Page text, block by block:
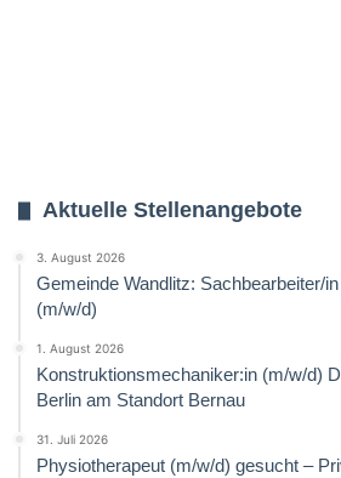
Aktuelle Stellenangebote
3. August 2026
Gemeinde Wandlitz: Sachbearbeiter/
(m/w/d)
1. August 2026
Konstruktionsmechaniker:in (m/w/d)
Berlin am Standort Bernau
31. Juli 2026
Physiotherapeut (m/w/d) gesucht –